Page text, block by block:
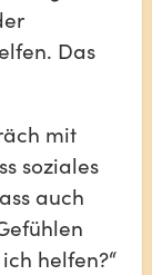
Das
mit
soziales
auch
helfen?“